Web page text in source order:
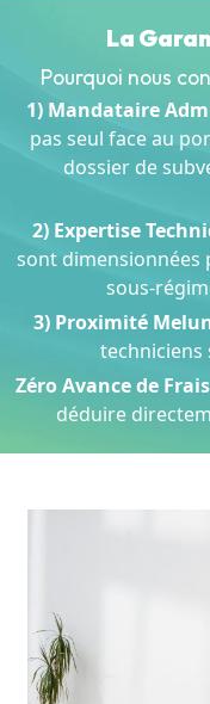
La
Pourquoi nous
1) Mandataire
pas seul face au
dossier de
2) Expertise
sont dimensionnées
sous-
3) Proximité
techniciens
Zéro Avance de
déduire